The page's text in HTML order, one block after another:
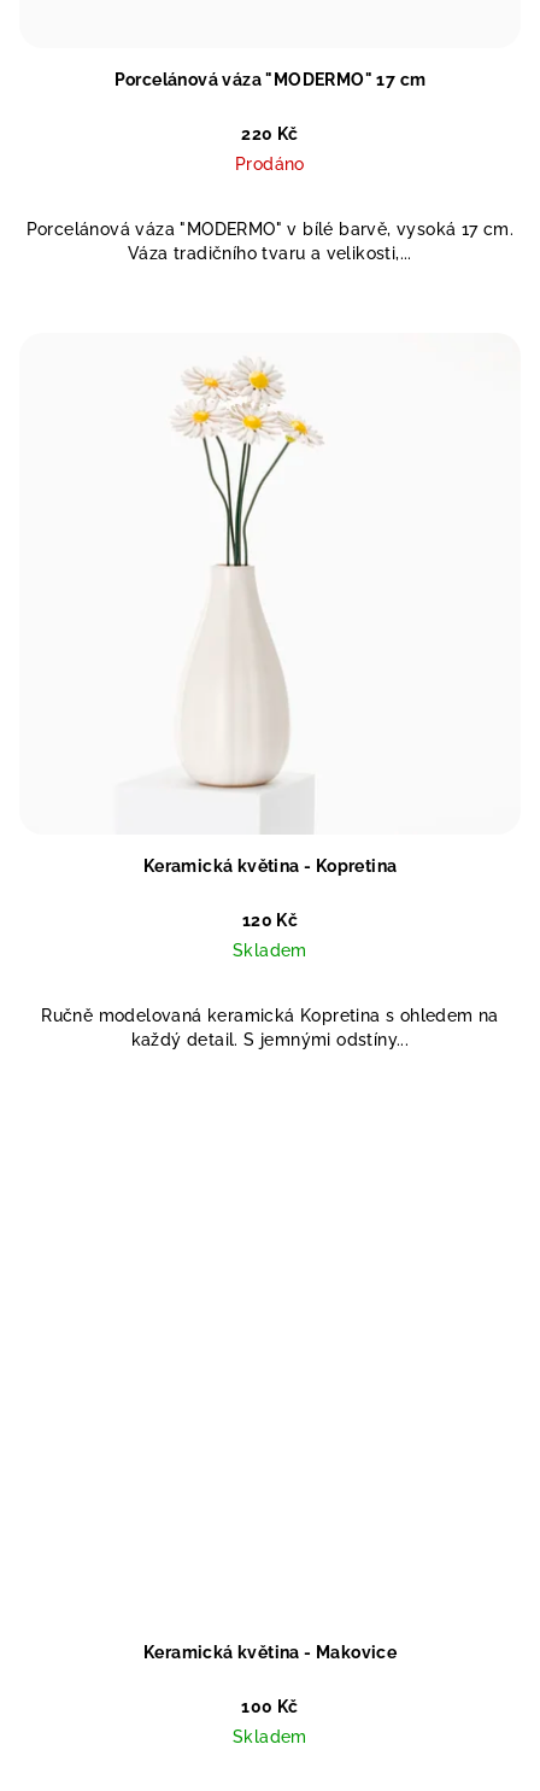
Porcelánová váza "MODERMO" 17 cm
220 Kč
Prodáno
Porcelánová váza "MODERMO" v bílé barvě, vysoká 17 cm.
Váza tradičního tvaru a velikosti,...
Keramická květina - Kopretina
120 Kč
Skladem
Ručně modelovaná keramická Kopretina s ohledem na
každý detail. S jemnými odstíny...
Keramická květina - Makovice
100 Kč
Skladem